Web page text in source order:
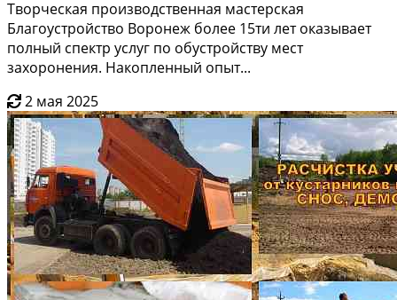
Творческая производственная мастерская
Благоустройство Воронеж более 15ти лет оказывает
полный спектр услуг по обустройству мест
захоронения. Накопленный опыт...
2 мая 2025